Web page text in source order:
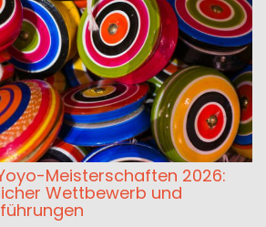
Meisterschaften 2026:
Wettbewerb und